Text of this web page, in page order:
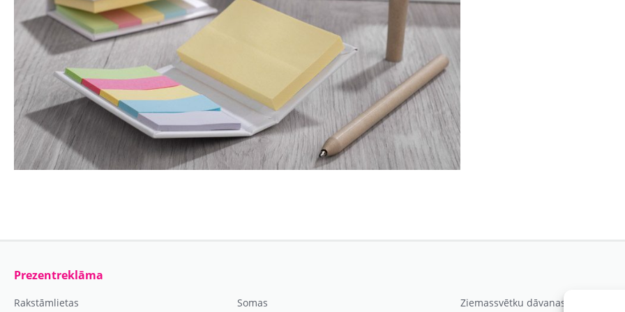
Prezentreklāma
Rakstāmlietas Somas Ziemassvētku dāvanas